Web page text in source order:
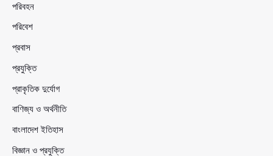
পরিবহন
পরিবেশ
প্রবাস
প্রযুক্তি
প্রাকৃতিক দুর্যোগ
বাণিজ্য ও অর্থনীতি
বাংলাদেশ ইতিহাস
বিজ্ঞান ও প্রযুক্তি